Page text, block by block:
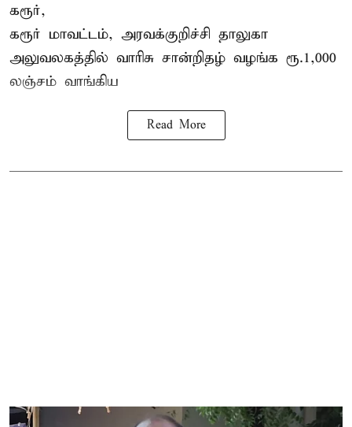
கரூர்,
கரூர் மாவட்டம், அரவக்குறிச்சி தாலுகா
அலுவலகத்தில் வாரிசு சான்றிதழ் வழங்க ரூ.1,000
லஞ்சம் வாங்கிய
Read More